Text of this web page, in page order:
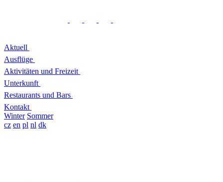
Aktuell
Ausflüge
Aktivitäten und Freizeit
Unterkunft
Restaurants und Bars
Kontakt
Winter Sommer
cz en pl nl dk